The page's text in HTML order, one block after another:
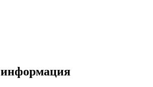
информация